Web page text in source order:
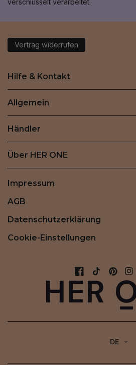
verschlüsselt verarbeitet.
Vertrag widerrufen
Hilfe & Kontakt
Allgemein
Händler
Über HER ONE
Impressum
AGB
Datenschutzerklärung
Cookie-Einstellungen
DE